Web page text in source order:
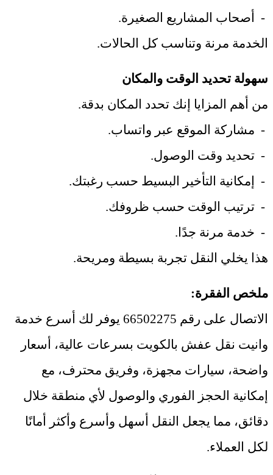
-
أصحاب المشاريع الصغيرة.
الخدمة مرنة وتناسب كل الحالات.
سهولة تحديد الوقت والمكان
من أهم المزايا إنك تحدد المكان بدقة.
- مشاركة الموقع عبر واتساب.
- تحديد وقت الوصول.
-
إمكانية التأخير البسيط حسب رغبتك.
- ترتيب الوقت حسب ظروفك.
- خدمة مرنة جدًا .
هذا يخلي النقل تجربة بسيطة ومريحة.
ملخص الفقرة:
الاتصال على رقم 66502275 يوفر لك أسرع خدمة
وانيت نقل عفش بالكويت بسرعات عالية، أسعار
واضحة، سيارات مجهزة، وفريق محترف، مع
إمكانية الحجز الفوري والوصول لأي منطقة خلال
دقائق، مما يجعل النقل أسهل وأسرع وأكثر أمانًا
لكل العملاء.